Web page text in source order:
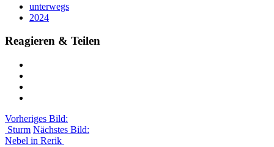
unterwegs
2024
Reagieren & Teilen
Vorheriges Bild:
Sturm Nächstes Bild:
Nebel in Rerik